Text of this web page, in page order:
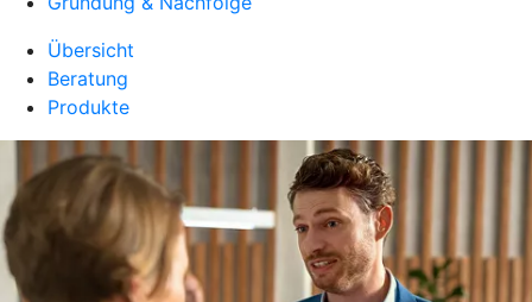
Übersicht
Beratung
Produkte